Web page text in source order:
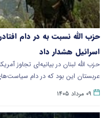
حزب الله نسبت به در دام
اسرائیل هشدار داد
حزب الله لبنان در بیانیه‌ای تجاوز
عربستان این بود که در دام
۰۹ مرداد ۱۴۰۵